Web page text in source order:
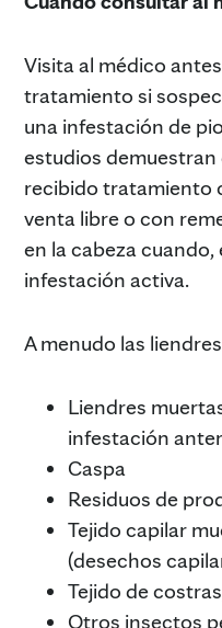
Visita al médico
tratamiento si
una infestación de
estudios
recibido tratamiento
venta libre o con
en la cabeza
infestación activa.
A menudo las
Liendres
infestación
Caspa
Residuos de
Tejido capilar
(desechos
Tejido de
Otros insectos